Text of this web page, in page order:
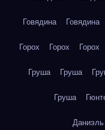
Говядина Говядина
Горох Горох Горох
Груша Груша
Груша